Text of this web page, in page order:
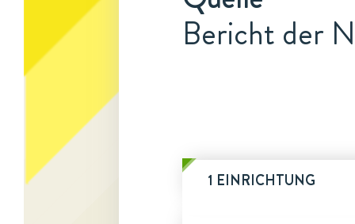
Bericht der
1 EINRICHTUNG